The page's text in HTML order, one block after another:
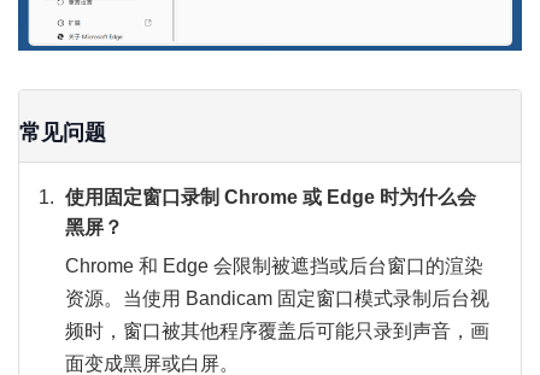
常见问题
使用固定窗口录制 Chrome 或 Edge 时为什么会
黑屏？
Chrome 和 Edge 会限制被遮挡或后台窗口的渲染
资源。当使用 Bandicam 固定窗口模式录制后台视
频时，窗口被其他程序覆盖后可能只录到声音，画
面变成黑屏或白屏。